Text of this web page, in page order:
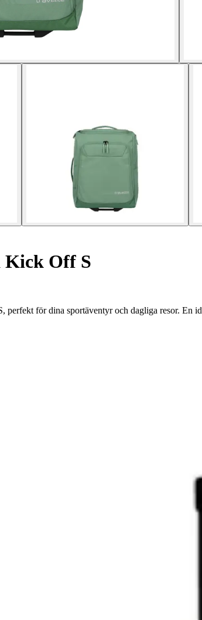
Kick Off S
perfekt för dina sportäventyr och dagliga resor. En